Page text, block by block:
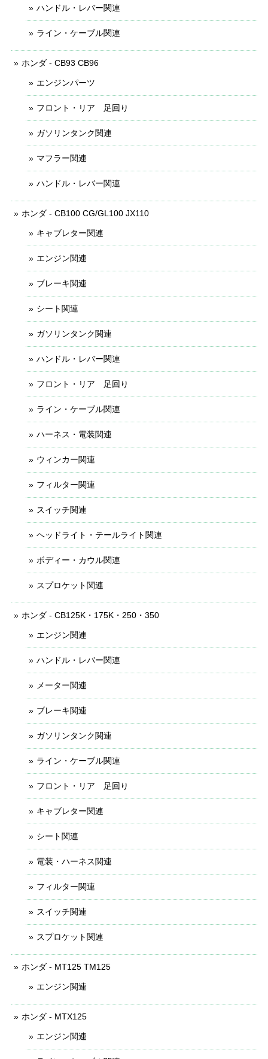
ハンドル・レバー関連
ライン・ケーブル関連
ホンダ - CB93 CB96
エンジンパーツ
フロント・リア 足回り
ガソリンタンク関連
マフラー関連
ハンドル・レバー関連
ホンダ - CB100 CG/GL100 JX110
キャブレター関連
エンジン関連
ブレーキ関連
シート関連
ガソリンタンク関連
ハンドル・レバー関連
フロント・リア 足回り
ライン・ケーブル関連
ハーネス・電装関連
ウィンカー関連
フィルター関連
スイッチ関連
ヘッドライト・テールライト関連
ボディー・カウル関連
スプロケット関連
ホンダ - CB125K・175K・250・350
エンジン関連
ハンドル・レバー関連
メーター関連
ブレーキ関連
ガソリンタンク関連
ライン・ケーブル関連
フロント・リア 足回り
キャブレター関連
シート関連
電装・ハーネス関連
フィルター関連
スイッチ関連
スプロケット関連
ホンダ - MT125 TM125
エンジン関連
ホンダ - MTX125
エンジン関連